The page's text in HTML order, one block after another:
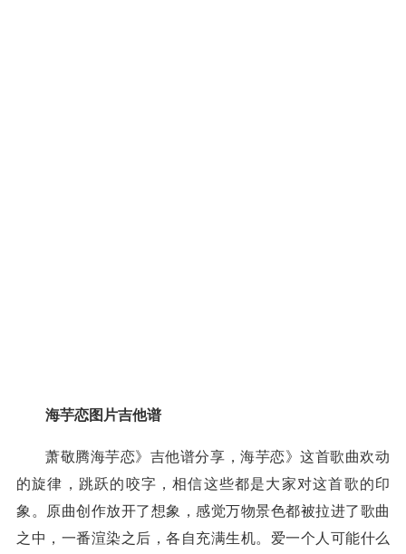
海芋恋图片吉他谱
萧敬腾海芋恋》吉他谱分享，海芋恋》这首歌曲欢动
的旋律，跳跃的咬字，相信这些都是大家对这首歌的印
象。原曲创作放开了想象，感觉万物景色都被拉进了歌曲
之中，一番渲染之后，各自充满生机。爱一个人可能什么